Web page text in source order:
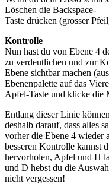
Löschen die Backspace-
Taste drücken (grosser
Kontrolle
Nun hast du von Ebene 4
zu verdeutlichen und zur
Ebene sichtbar machen
Ebenenpalette auf das
Apfel-Taste und klicke die
Entlang dieser Linie
deshalb darauf, dass alles
vorher die Ebene 4 wieder
besseren Kontrolle kannst
hervorholen, Apfel und H
und D hebst du die
nicht vergessen!